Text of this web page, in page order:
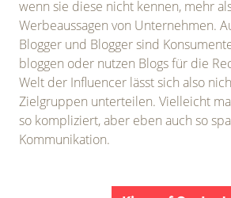
wenn sie diese nicht kennen, mehr
Werbeaussagen von Unternehmen.
Blogger und Blogger sind
bloggen oder nutzen Blogs für die
Welt der Influencer lässt sich also
Zielgruppen unterteilen. Vielleicht
so kompliziert, aber eben auch so
Kommunikation.